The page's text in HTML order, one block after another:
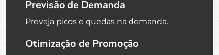
Previsão de Demanda
Preveja picos e quedas na demanda.
Otimização de Promoção